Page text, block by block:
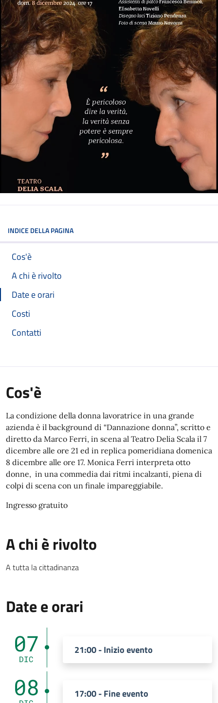
INDICE DELLA PAGINA
Cos'è
A chi è rivolto
Date e orari
Costi
Contatti
Cos'è
La condizione della donna lavoratrice in una grande
azienda è il background di “Dannazione donna”, scritto e
diretto da Marco Ferri, in scena al Teatro Delia Scala il 7
dicembre alle ore 21 ed in replica pomeridiana domenica
8 dicembre alle ore 17. Monica Ferri interpreta otto
donne, in una commedia dai ritmi incalzanti, piena di
colpi di scena con un finale impareggiabile.
Ingresso gratuito
A chi è rivolto
A tutta la cittadinanza
Date e orari
07
DIC
21:00 - Inizio evento
08 17:00 - Fine evento